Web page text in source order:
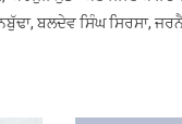
ਬਲਦੇਵ ਸਿੰਘ ਸਿਰਸਾ,